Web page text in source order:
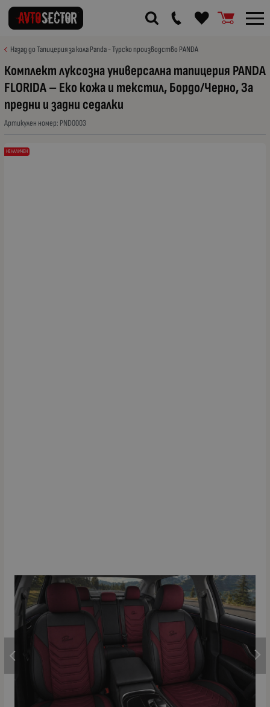
Назад до Тапицерия за кола Panda - Турско производство PANDA
Комплект луксозна универсална тапицерия PANDA
FLORIDA – Еко кожа и текстил, Бордо/Черно, За
предни и задни седалки
Артикулен номер: PND0003
НЕНАЛИЧЕН